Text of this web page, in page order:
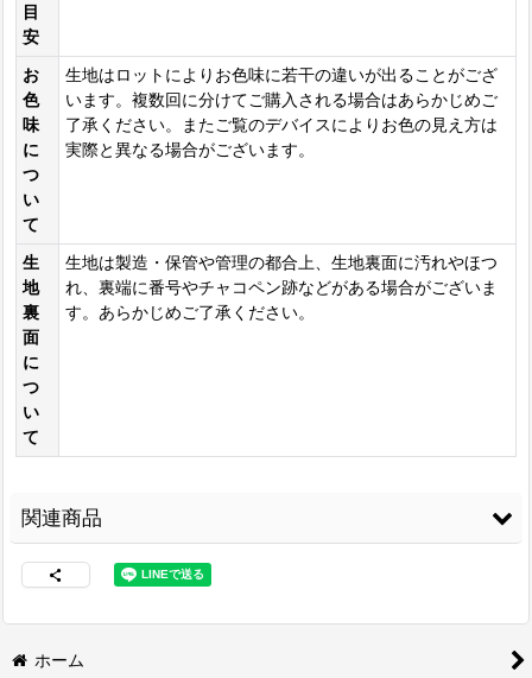
目
安
お
色
味
に
つ
い
て
生地はロットによりお色味に若干の違いが出ることがござ
います。複数回に分けてご購入される場合はあらかじめご
了承ください。またご覧のデバイスによりお色の見え方は
実際と異なる場合がございます。
生
地
裏
面
に
つ
い
て
生地は製造・保管や管理の都合上、生地裏面に汚れやほつ
れ、裏端に番号やチャコペン跡などがある場合がございま
す。あらかじめご了承ください。
関連商品
ホーム